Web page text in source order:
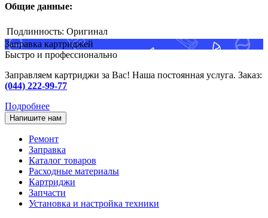
Общие данные:
Подлинность: Оригинал
Заправка картриджей
Быстро и профессионально
Заправляем картриджи за Вас! Наша постоянная услуга. Заказ:
(044) 222-99-77
Подробнее
Напишите нам
Ремонт
Заправка
Каталог товаров
Расходные материалы
Картриджи
Запчасти
Установка и настройка техники